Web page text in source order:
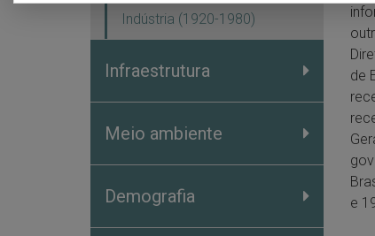
Indústria (1920-1980)
Infraestrutura
Meio ambiente
Demografia
de
e